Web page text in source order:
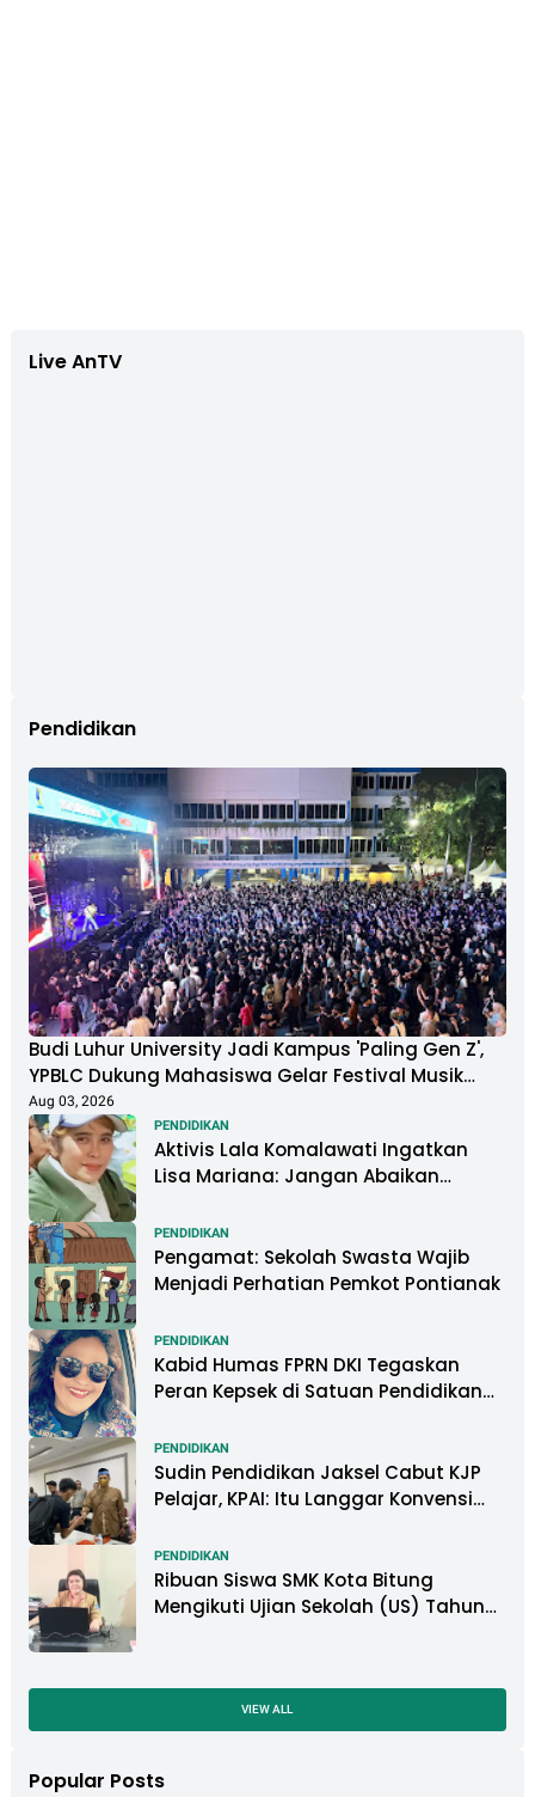
Live AnTV
Pendidikan
Budi Luhur University Jadi Kampus 'Paling Gen Z',
YPBLC Dukung Mahasiswa Gelar Festival Musik
Berkapasitas Ribuan Penonton
Aug 03, 2026
PENDIDIKAN
Aktivis Lala Komalawati Ingatkan
Lisa Mariana: Jangan Abaikan
DNA
PENDIDIKAN
Pengamat: Sekolah Swasta Wajib
Menjadi Perhatian Pemkot Pontianak
PENDIDIKAN
Kabid Humas FPRN DKI Tegaskan
Peran Kepsek di Satuan Pendidikan
PENDIDIKAN
Sudin Pendidikan Jaksel Cabut KJP
Pelajar, KPAI: Itu Langgar Konvensi
PENDIDIKAN
Ribuan Siswa SMK Kota Bitung
Mengikuti Ujian Sekolah (US) Tahun
VIEW ALL
Popular Posts